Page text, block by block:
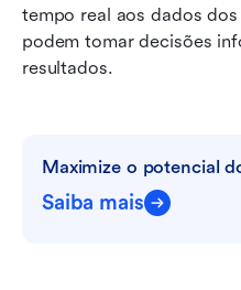
tempo real aos dados
podem tomar decisões
resultados.
Maximize o potencial
Saiba mais